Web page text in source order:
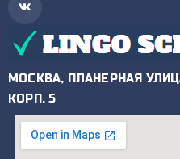
МОСКВА, ПЛАНЕРНАЯ
КОРП. 5